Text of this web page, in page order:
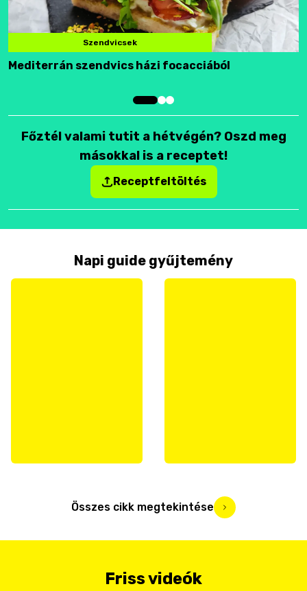
Szendvicsek
Mediterrán szendvics házi focacciából
Főztél valami tutit a hétvégén? Oszd meg
másokkal is a receptet!
Receptfeltöltés
Napi guide gyűjtemény
Összes cikk megtekintése
Friss videók